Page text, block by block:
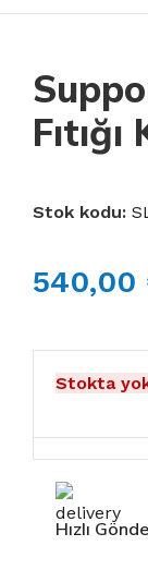
Stok kodu:
540,00
Stokta
Hızlı